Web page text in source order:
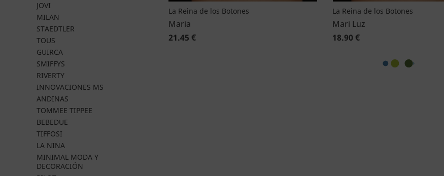
JOVI
MILAN
STAEDTLER
TOUS
GUIRCA
SMIFFYS
RIVERTY
INNOVACIONES MS
ANDINAS
TOMMEE TIPPEE
BEBEDUE
TIFFOSI
LA NINA
MINIMAL MODA Y
DECORACIÓN
La Reina de los Botones
Maria
21.45 €
La Reina de los Botones
Mari Luz
18.90 €